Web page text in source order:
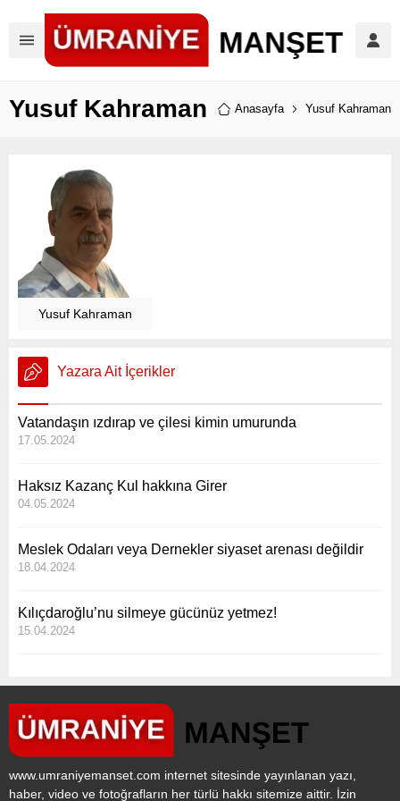
Yusuf Kahraman Anasayfa Yusuf Kahraman
Yusuf Kahraman
Yazara Ait İçerikler
Vatandaşın ızdırap ve çilesi kimin umurunda
17.05.2024
Haksız Kazanç Kul hakkına Girer
04.05.2024
Meslek Odaları veya Dernekler siyaset arenası değildir
18.04.2024
Kılıçdaroğlu’nu silmeye gücünüz yetmez!
15.04.2024
www.umraniyemanset.com internet sitesinde yayınlanan yazı,
haber, video ve fotoğrafların her türlü hakkı sitemize aittir. İzin